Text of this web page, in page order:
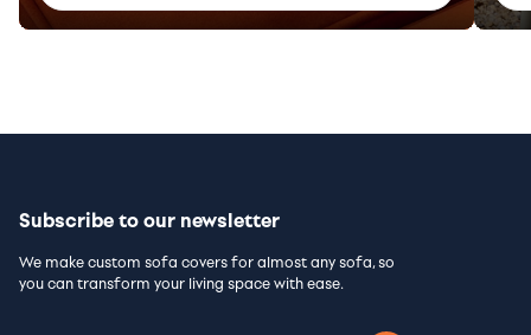
Subscribe to our newsletter
We make custom sofa covers for almost any sofa, so
you can transform your living space with ease.